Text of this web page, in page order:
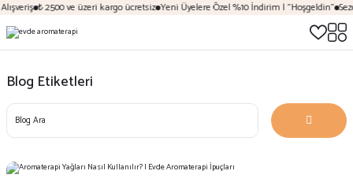
₺ 2500 ve üzeri kargo ücretsiz Yeni Üyelere Özel %10 İndirim | "Hoşgeldin"
Blog Etiketleri